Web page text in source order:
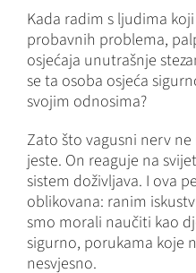
Kada radim s ljudima
probavnih problema,
osjećaja unutrašnje
se ta osoba osjeća
svojim odnosima?
Zato što vagusni nerv
jeste. On reaguje na
sistem doživljava. I ova
oblikovana: ranim
smo morali naučiti kao
sigurno, porukama koje
nesvjesno.